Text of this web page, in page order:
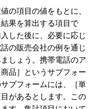
の項目の値をもとに、
果を算出する項目で
した後に、必要に応じ
の販売会社の例を通じ
しょう。携帯電話のア
品］というサブフォー
ブフォームには、［単
があるとします。この